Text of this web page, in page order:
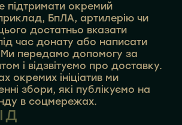
підтримати окремий
БпЛА, артилерію чи
достатньо вказати
час донату або написати
передамо допомогу за
і відзвітуємо про доставку.
окремих ініціатив ми
збори, які публікуємо на
в соцмережах.